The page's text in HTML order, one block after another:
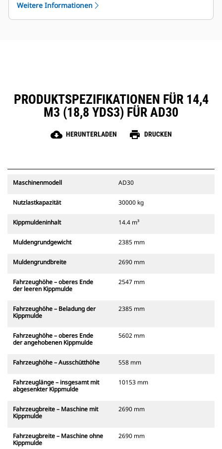
Händlernetz unterstützt.
Weitere Informationen
PRODUKTSPEZIFIKATIONEN FÜR 14,4
M3 (18,8 YDS3) FÜR AD30
cloud_download HERUNTERLADEN print DRUCKEN
Maschinenmodell AD30
Nutzlastkapazität 30000 kg
Kippmuldeninhalt 14.4 m³
Muldengrundgewicht 2385 mm
Muldengrundbreite 2690 mm
Fahrzeughöhe – oberes Ende
der leeren Kippmulde
2547 mm
Fahrzeughöhe – Beladung der
Kippmulde
2385 mm
Fahrzeughöhe – oberes Ende
der angehobenen Kippmulde
5602 mm
Fahrzeughöhe – Ausschütthöhe 558 mm
Fahrzeuglänge – insgesamt mit
abgesenkter Kippmulde
10153 mm
Fahrzeugbreite – Maschine mit
Kippmulde
2690 mm
Fahrzeugbreite – Maschine ohne
Kippmulde
2690 mm